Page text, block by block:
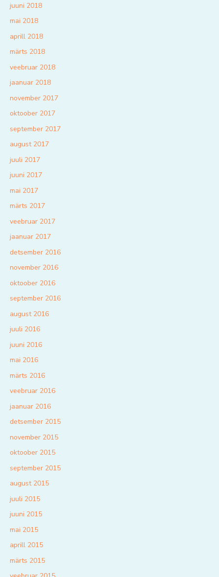
juuni 2018
mai 2018
aprill 2018
märts 2018
veebruar 2018
jaanuar 2018
november 2017
oktoober 2017
september 2017
august 2017
juuli 2017
juuni 2017
mai 2017
märts 2017
veebruar 2017
jaanuar 2017
detsember 2016
november 2016
oktoober 2016
september 2016
august 2016
juuli 2016
juuni 2016
mai 2016
märts 2016
veebruar 2016
jaanuar 2016
detsember 2015
november 2015
oktoober 2015
september 2015
august 2015
juuli 2015
juuni 2015
mai 2015
aprill 2015
märts 2015